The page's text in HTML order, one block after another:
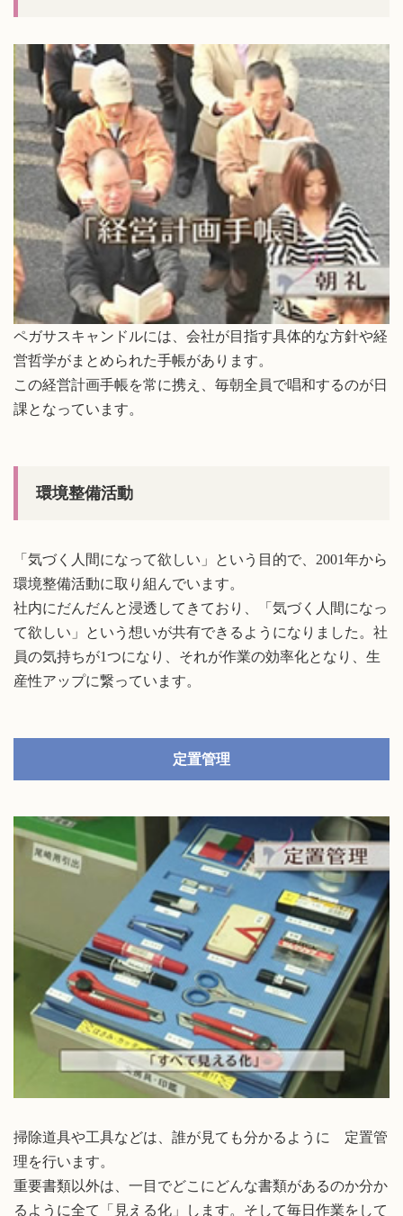
ペガサスキャンドルには、会社が目指す具体的な方針や経
営哲学がまとめられた手帳があります。
この経営計画手帳を常に携え、毎朝全員で唱和するのが日
課となっています。
環境整備活動
「気づく人間になって欲しい」という目的で、2001年から
環境整備活動に取り組んでいます。
社内にだんだんと浸透してきており、「気づく人間になっ
て欲しい」という想いが共有できるようになりました。社
員の気持ちが1つになり、それが作業の効率化となり、生
産性アップに繋っています。
定置管理
掃除道具や工具などは、誰が見ても分かるように 定置管
理を行います。
重要書類以外は、一目でどこにどんな書類があるのか分か
るように全て「見える化」します。そして毎日作業をして